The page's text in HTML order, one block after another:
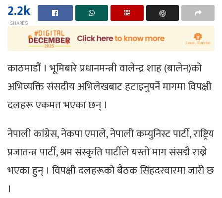
2.2k
SHARES
काठमाडौं । भूमिबारे प्रधानमन्त्री वालेन्द्र शाह (बालेन)को
अभिव्यक्ति संसदीय अभिलेखबाट हटाइनुपर्ने मागमा विपक्षी
दलहरू एकमत भएका छन् ।
नेपाली कांग्रेस, नेकपा एमाले, नेपाली कम्युनिस्ट पार्टी, राष्ट्रिय
प्रजातन्त्र पार्टी, श्रम संस्कृति पार्टीले यस्तो माग संसद्मै राख्ने
भएका हुन् । विपक्षी दलहरूको बैठक सिंहदरवारमा जारी छ
।